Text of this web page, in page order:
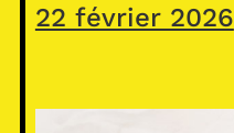
22 février 2026